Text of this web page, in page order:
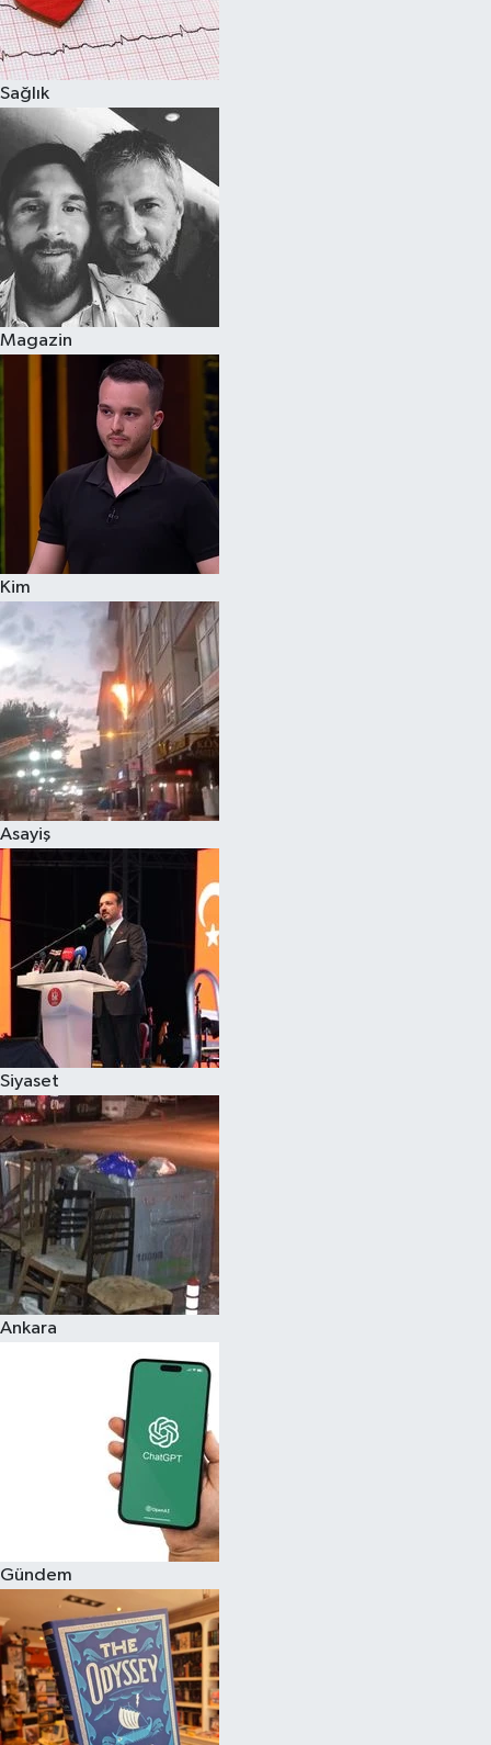
Sağlık
Magazin
Kim
Asayiş
Siyaset
Ankara
Gündem
Spor
Çocuk
Eğitim
Hava Durumu
Kadın
Kim kimdir?
Kültür Sanat
Sağlık
Siyaset
Teknoloji
Televizyon
Yaşam-Çevre